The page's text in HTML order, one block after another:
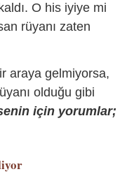
O his iyiye mi
rüyanı zaten
araya gelmiyorsa,
olduğu gibi
için yorumlar;